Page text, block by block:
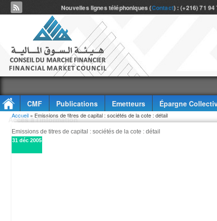
Nouvelles lignes téléphoniques (Contact) : (+216) 71
CMF Publications Emetteurs
Épargne
Accès à l'information
Vous êtes ici
Accueil » Emissions de titres de capital : sociétés de la cote : détail
Emissions de titres de capital : sociétés de la cote : détail
31 déc 2005